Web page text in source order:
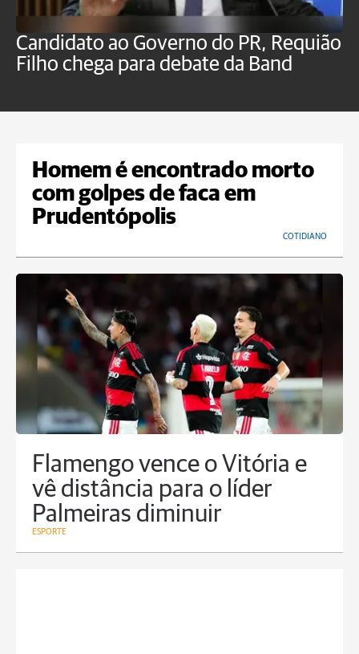
Candidato ao Governo do PR, Requião
Filho chega para debate da Band
Homem é encontrado morto
com golpes de faca em
Prudentópolis
COTIDIANO
Flamengo vence o Vitória e
vê distância para o líder
Palmeiras diminuir
ESPORTE